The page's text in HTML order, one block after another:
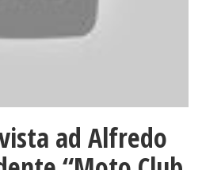
ad Alfredo